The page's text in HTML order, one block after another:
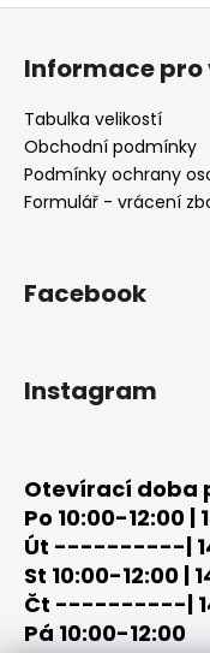
Z
Informace pro
Tabulka velikostí
Obchodní podmínky
Podmínky ochrany
Formulář - vrácení
Facebook
Instagram
Otevírací doba
Po 10:00-12:00 |
Út ----------|
St 10:00-12:00 |
Čt ----------|
Pá 10:00-12:00